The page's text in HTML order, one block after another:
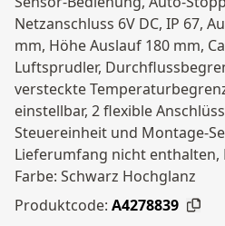
Netzanschluss 6V DC, IP 67,
mm, Höhe Auslauf 180 mm,
Luftsprudler,
versteckte
einstellbar, 2 flexible
Steuereinheit und Montage-
Lieferumfang nicht enthalten,
Farbe: Schwarz Hochglanz
Produktcode: A4278839